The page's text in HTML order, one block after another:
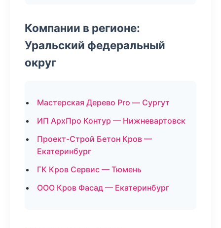
Компании в регионе:
Уральский федеральный
округ
Мастерская Дерево Pro — Сургут
ИП АрхПро Контур — Нижневартовск
Проект-Строй Бетон Кров —
Екатеринбург
ГК Кров Сервис — Тюмень
ООО Кров Фасад — Екатеринбург